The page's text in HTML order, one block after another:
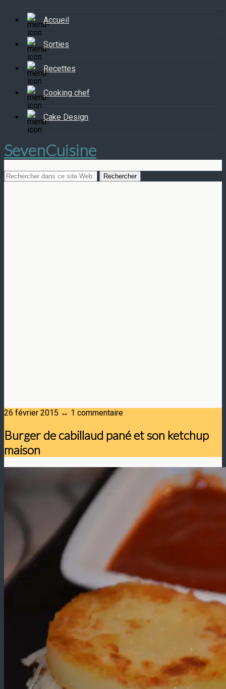
Accueil
Sorties
Recettes
Cooking chef
Cake Design
SevenCuisine
26 février 2015 ↔ 1 commentaire
Burger de cabillaud pané et son ketchup
maison